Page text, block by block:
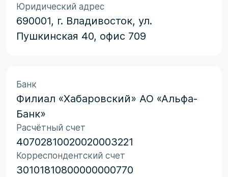
Юридический адрес
690001, г. Владивосток, ул.
Пушкинская 40, офис 709
Банк
Филиал «Хабаровский» АО «Альфа-
Банк»
Расчётный счет
40702810020020003221
Корреспондентский счет
30101810800000000770